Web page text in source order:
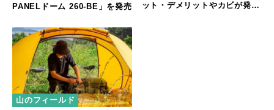
PANELドーム 260-BE」を発売
ット・デメリットやカビが発生
山のフィールド